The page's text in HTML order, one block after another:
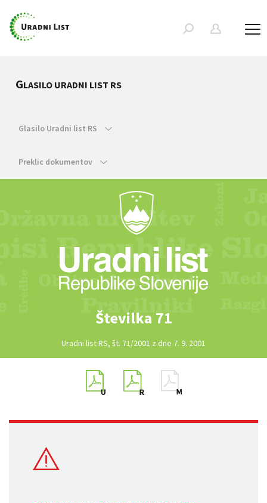
GLASILO URADNI LIST RS
Glasilo Uradni list RS
Preklic dokumentov
Številka 71
Uradni list RS, št. 71/2001 z dne 7. 9. 2001